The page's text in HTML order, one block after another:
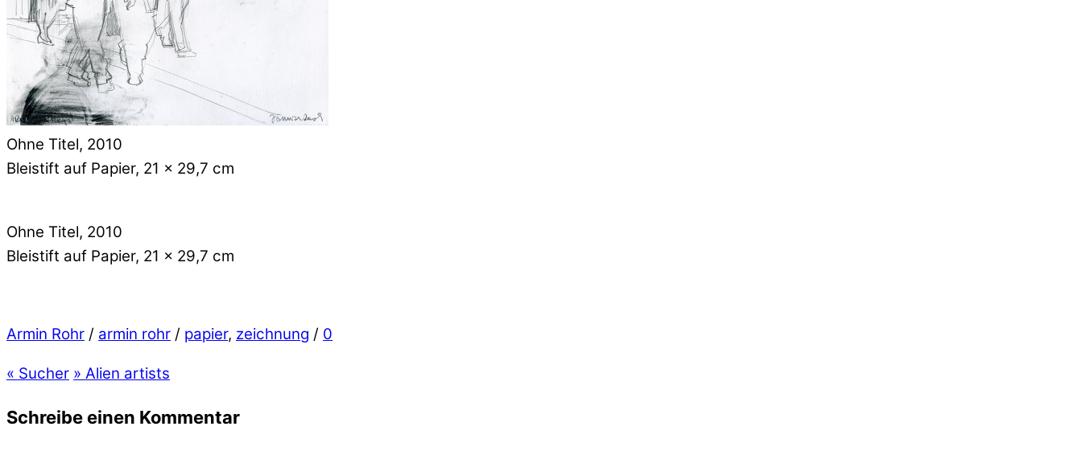
Ohne Titel, 2010
Bleistift auf Papier, 21 x 29,7 cm
Ohne Titel, 2010
Bleistift auf Papier, 21 x 29,7 cm
Armin Rohr / armin rohr / papier, zeichnung / 0
« Sucher » Alien artists
Schreibe einen Kommentar